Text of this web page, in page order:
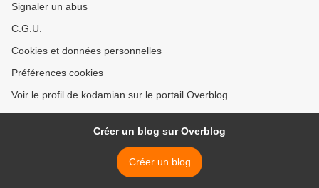
Signaler un abus
C.G.U.
Cookies et données personnelles
Préférences cookies
Voir le profil de kodamian sur le portail Overblog
Créer un blog sur Overblog
Créer un blog